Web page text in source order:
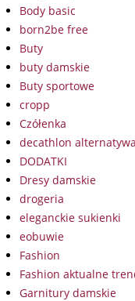
Body basic
born2be free
Buty
buty damskie
Buty sportowe
cropp
Czółenka
decathlon alternatywa
DODATKI
Dresy damskie
drogeria
eleganckie sukienki
eobuwie
Fashion
Fashion aktualne
Garnitury damskie